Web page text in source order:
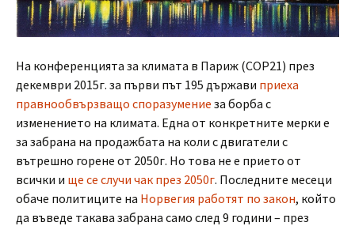
На конференцията за климата в Париж (СОР21) през
декември 2015г. за първи път 195 държави приеха
правнообвързващо споразумение за борба с
изменението на климата. Една от конкретните мерки е
за забрана на продажбата на коли с двигатели с
вътрешно горене от 2050г. Но това не е прието от
всички и ще се случи чак през 2050г. Последните месеци
обаче политиците на Норвегия работят по закон, който
да въведе такава забрана само след 9 години – през